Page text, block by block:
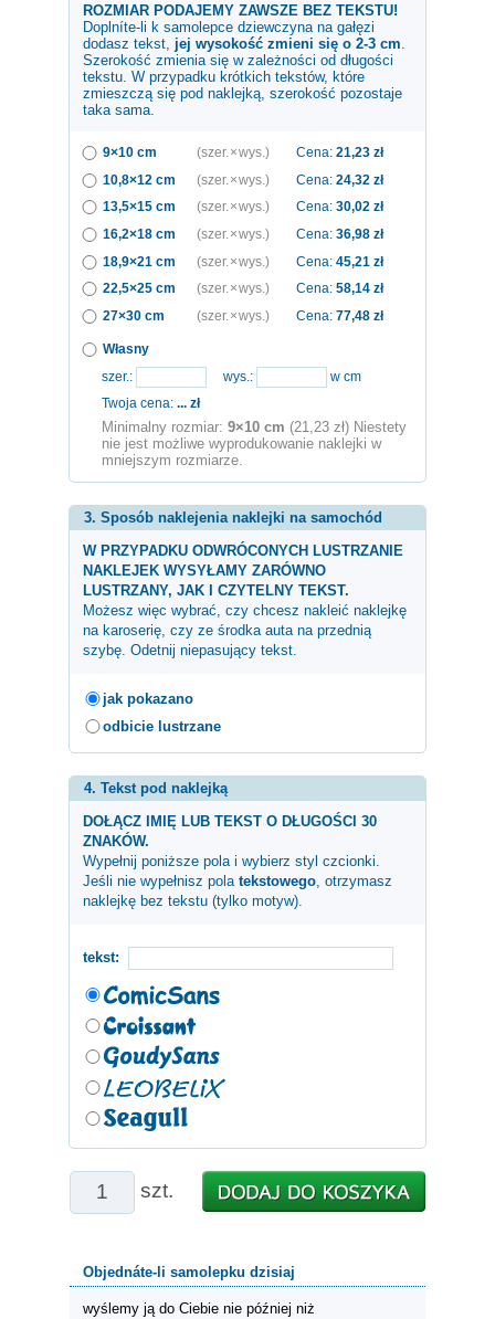
ROZMIAR PODAJEMY ZAWSZE BEZ TEKSTU!
Doplníte-li k samolepce dziewczyna na gałęzi
dodasz tekst, jej wysokość zmieni się o 2-3 cm
Szerokość zmienia się w zależności od długości
tekstu. W przypadku krótkich tekstów, które
zmieszczą się pod naklejką, szerokość pozostaje
taka sama.
9×10 cm (szer. × wys.) Cena: 21,23 zł
10,8×12 cm
(szer. × wys.) Cena: 24,32 zł
13,5×15 cm
(szer. × wys.) Cena: 30,02 zł
16,2×18 cm
(szer. × wys.) Cena: 36,98 zł
18,9×21 cm
(szer. × wys.) Cena: 45,21 zł
22,5×25 cm
(szer. × wys.) Cena: 58,14 zł
27×30 cm
(szer. × wys.) Cena: 77,48 zł
Własny
szer.:
wys.:
w cm
Twoja cena: ... zł
Minimalny rozmiar: 9×10 cm (21,23 zł) Niestety
nie jest możliwe wyprodukowanie naklejki w
mniejszym rozmiarze.
3. Sposób naklejenia naklejki na samochód
W PRZYPADKU ODWRÓCONYCH LUSTRZANIE
NAKLEJEK WYSYŁAMY ZARÓWNO
LUSTRZANY, JAK I CZYTELNY TEKST.
Możesz więc wybrać, czy chcesz nakleić naklejkę
na karoserię, czy ze środka auta na przednią
szybę. Odetnij niepasujący tekst.
jak pokazano
odbicie lustrzane
4. Tekst pod naklejką
DOŁĄCZ IMIĘ LUB TEKST O DŁUGOŚCI 30
ZNAKÓW.
Wypełnij poniższe pola i wybierz styl czcionki.
Jeśli nie wypełnisz pola tekstowego , otrzymasz
naklejkę bez tekstu (tylko motyw).
tekst:
szt.
Objednáte-li samolepku dzisiaj
wyślemy ją do Ciebie nie później niż